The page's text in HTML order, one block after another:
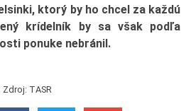
ktorý by ho chcel za každú
krídelník by sa však podľa
ponuke nebránil.
Zdroj: TASR